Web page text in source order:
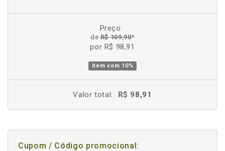
Preço:
deR$ 109,90*
por R$ 98,91
item com 10%
Valor total: R$ 98,91
Cupom / Código promocional: